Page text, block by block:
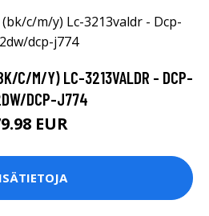
C/M/Y) LC-3213VALDR - DCP-
DCP-J774
EUR